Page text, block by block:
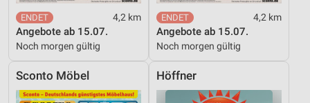
4,2 km
Angebote ab 15.07.
Noch morgen gültig
4,2 km
Angebote ab 15.07.
Noch morgen gültig
Sconto Möbel Höffner